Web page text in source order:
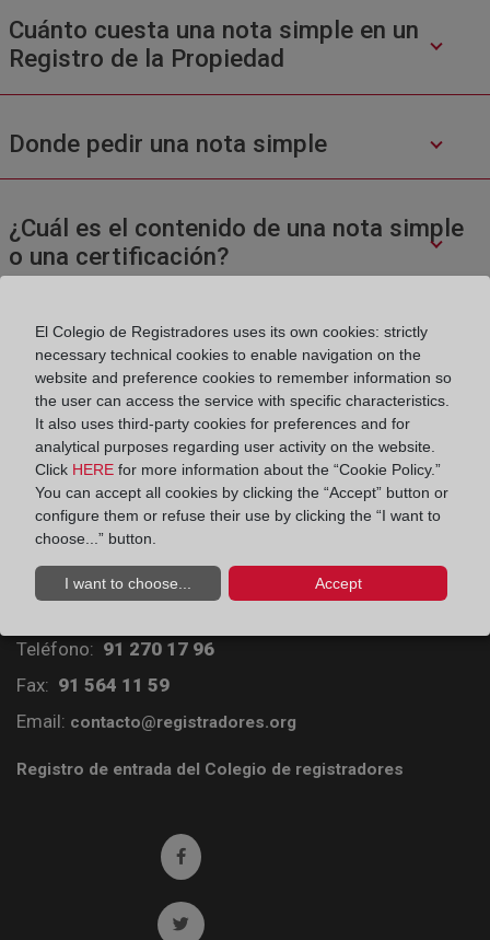
Cuánto cuesta una nota simple en un
Registro de la Propiedad
Donde pedir una nota simple
¿Cuál es el contenido de una nota simple
o una certificación?
¿Cómo se inscribe una cancelación de
hipoteca?
Colegio de Registradores
Teléfono: 91 270 17 96
Fax: 91 564 11 59
Email: contacto@registradores.org
Registro de entrada del Colegio de registradores
Ir a facebook (abre en ventana nueva)
Ir a twitter (abre en ventana nueva)
El Colegio de Registradores uses its own cookies: strictly
necessary technical cookies to enable navigation on the
website and preference cookies to remember information so
the user can access the service with specific characteristics.
It also uses third-party cookies for preferences and for
analytical purposes regarding user activity on the website.
Click HERE for more information about the “Cookie Policy.”
You can accept all cookies by clicking the “Accept” button or
configure them or refuse their use by clicking the “I want to
choose...” button.
I want to choose... Accept